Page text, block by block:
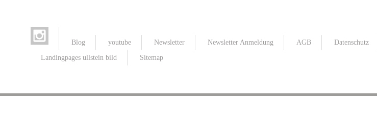
Blog youtube Newsletter Newsletter Anmeldung AGB Datenschutz
Landingpages ullstein bild
Sitemap